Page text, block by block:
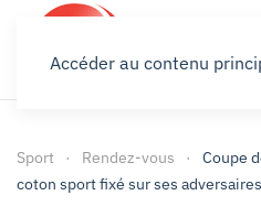
Accéder au contenu
Sport Rendez-vous
Coupe
coton sport fixé sur ses